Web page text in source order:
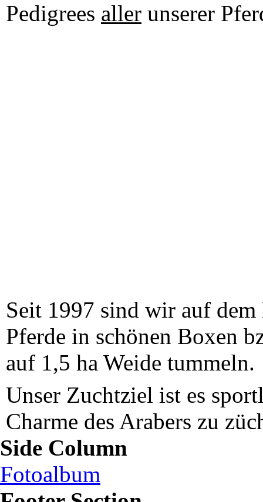
Pedigrees aller unserer
Seit 1997 sind wir auf
Pferde in schönen Boxen
auf 1,5 ha Weide tummeln.
Unser Zuchtziel ist es
Charme des Arabers zu
Side Column
Fotoalbum